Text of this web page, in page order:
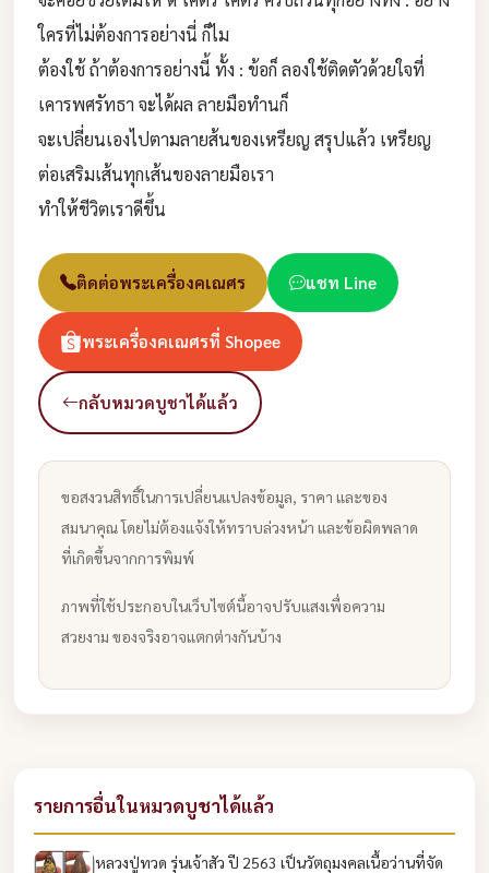
ใครที่ไม่ต้องการอย่างนี่ ก็ไม
ต้องใช้ ถ้าต้องการอย่างนี้ ทั้ง : ข้อก็ ลองใช้ติดตัวด้วยใจที่
เคารพศรัทธา จะได้ผล ลายมือทำนก็
จะเปลี่ยนเองไปตามลายส้นของเหรียญ สรุปแล้ว เหรียญ
ต่อเสริมเส้นทุกเส้นของลายมือเรา
ทำให้ชีวิตเราดีขึ้น
ติดต่อพระเครื่องคเณศร แชท Line
พระเครื่องคเณศรที่ Shopee
กลับหมวดบูชาได้แล้ว
ขอสงวนสิทธิ์ในการเปลี่ยนแปลงข้อมูล, ราคา และของ
สมนาคุณ โดยไม่ต้องแจ้งให้ทราบล่วงหน้า และข้อผิดพลาด
ที่เกิดขึ้นจากการพิมพ์
ภาพที่ใช้ประกอบในเว็บไซต์นี้อาจปรับแสงเพื่อความ
สวยงาม ของจริงอาจแตกต่างกันบ้าง
รายการอื่นในหมวดบูชาได้แล้ว
หลวงปู่ทวด รุ่นเจ้าสัว ปี 2563 เป็นวัตถุมงคลเนื้อว่านที่จัด